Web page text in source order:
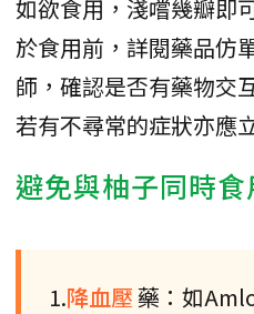
如欲食用，淺嚐幾瓣即
於食用前，詳閱藥品仿
師，確認是否有藥物交
若有不尋常的症狀亦應
避免與柚子同時食
1.降血壓 藥：如